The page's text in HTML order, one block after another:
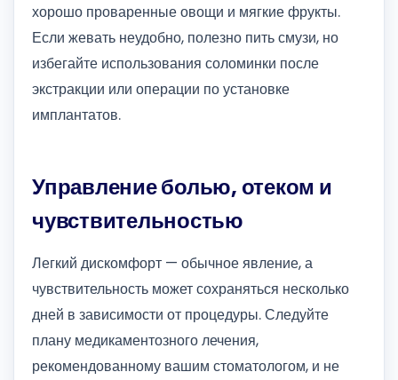
хорошо проваренные овощи и мягкие фрукты.
Если жевать неудобно, полезно пить смузи, но
избегайте использования соломинки после
экстракции или операции по установке
имплантатов.
Управление болью, отеком и
чувствительностью
Легкий дискомфорт — обычное явление, а
чувствительность может сохраняться несколько
дней в зависимости от процедуры. Следуйте
плану медикаментозного лечения,
рекомендованному вашим стоматологом, и не